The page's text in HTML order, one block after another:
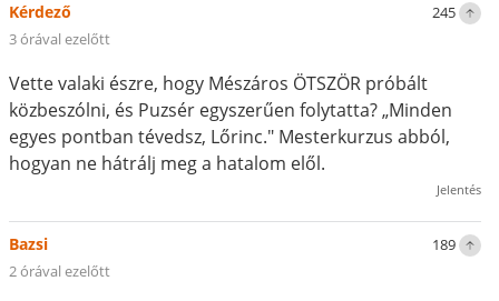
245
Kérdező
3 órával ezelőtt
Vette valaki észre, hogy Mészáros ÖTSZÖR próbált
közbeszólni, és Puzsér egyszerűen folytatta? „Minden
egyes pontban tévedsz, Lőrinc." Mesterkurzus abból,
hogyan ne hátrálj meg a hatalom elől.
Jelentés
189
Bazsi
2 órával ezelőtt